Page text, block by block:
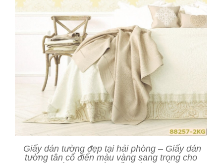
Giấy dán tường đẹp tại hải phòng – Giấy dán
tường tân cổ điển màu vàng sang trọng cho